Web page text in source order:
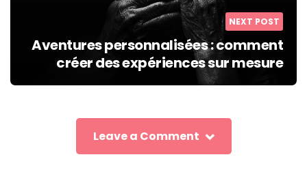
NEXT POST
Aventures personnalisées : comment
créer des expériences sur mesure
Leave a Comment